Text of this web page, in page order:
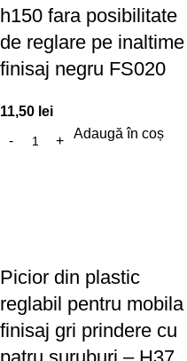
h150 fara posibilitate
de reglare pe inaltime
finisaj negru FS020
11,50 lei
Adaugă în coș
Picior din plastic
reglabil pentru mobila
finisaj gri prindere cu